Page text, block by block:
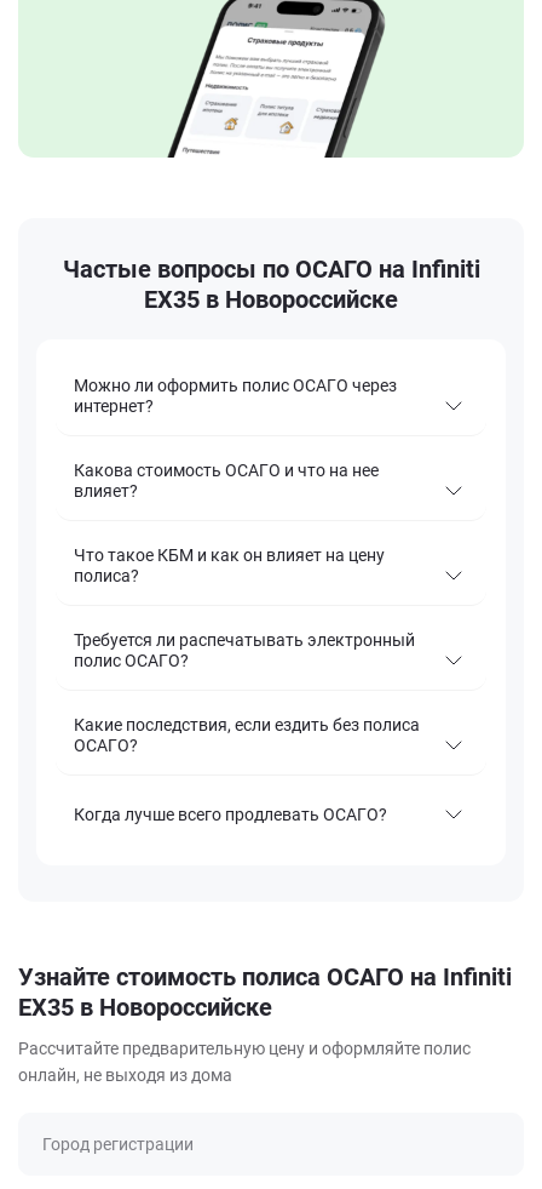
Частые вопросы по ОСАГО на Infiniti
EX35 в Новороссийске
Можно ли оформить полис ОСАГО через
интернет?
Какова стоимость ОСАГО и что на нее
влияет?
Что такое КБМ и как он влияет на цену
полиса?
Требуется ли распечатывать электронный
полис ОСАГО?
Какие последствия, если ездить без полиса
ОСАГО?
Когда лучше всего продлевать ОСАГО?
Узнайте стоимость полиса ОСАГО на Infiniti
EX35 в Новороссийске
Рассчитайте предварительную цену и оформляйте полис
онлайн, не выходя из дома
Город регистрации